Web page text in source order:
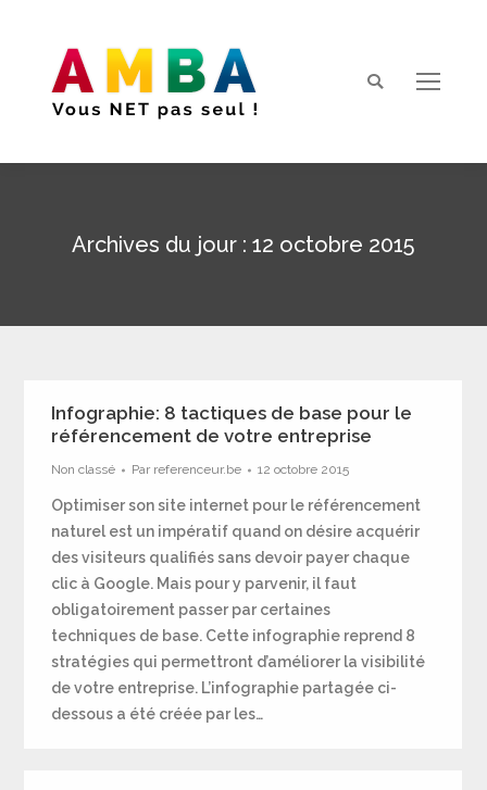
Search:
Archives du jour :12 octobre 2015
Infographie: 8 tactiques de base pour le
référencement de votre entreprise
Non classé Par referenceur.be 12 octobre 2015
Optimiser son site internet pour le référencement
naturel est un impératif quand on désire acquérir
des visiteurs qualifiés sans devoir payer chaque
clic à Google. Mais pour y parvenir, il faut
obligatoirement passer par certaines
techniques de base. Cette infographie reprend 8
stratégies qui permettront d’améliorer la visibilité
de votre entreprise. L’infographie partagée ci-
dessous a été créée par les…